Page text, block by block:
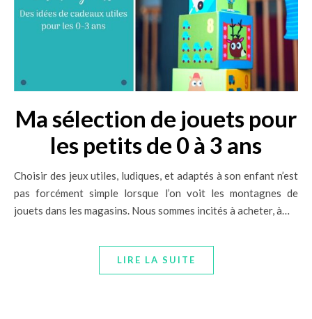
Ma sélection de jouets pour
les petits de 0 à 3 ans
Choisir des jeux utiles, ludiques, et adaptés à son enfant n’est
pas forcément simple lorsque l’on voit les montagnes de
jouets dans les magasins. Nous sommes incités à acheter, à…
LIRE LA SUITE